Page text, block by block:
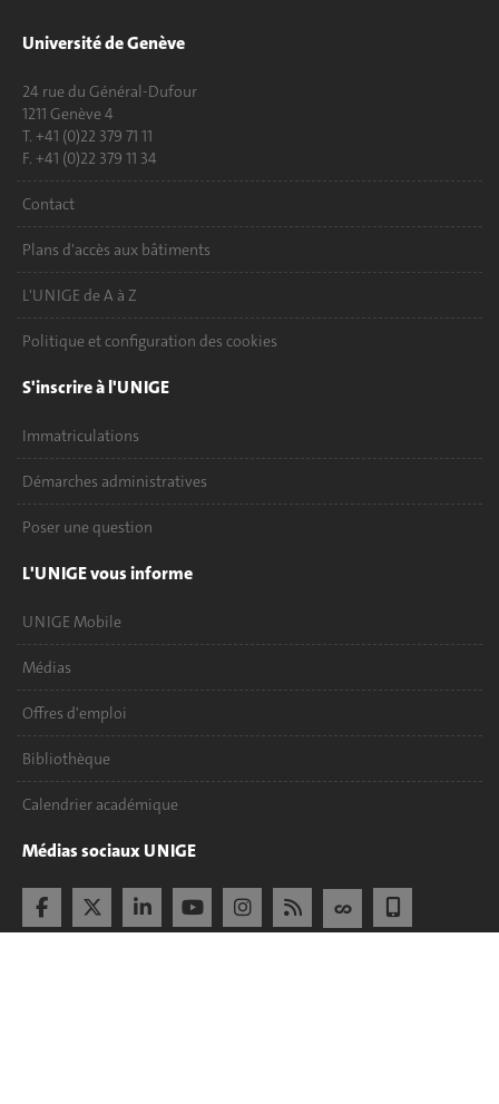
Université de Genève
24 rue du Général-Dufour
1211 Genève 4
T. +41 (0)22 379 71 11
F. +41 (0)22 379 11 34
Contact
Plans d'accès aux bâtiments
L'UNIGE de A à Z
Politique et configuration des cookies
S'inscrire à l'UNIGE
Immatriculations
Démarches administratives
Poser une question
L'UNIGE vous informe
UNIGE Mobile
Médias
Offres d'emploi
Bibliothèque
Calendrier académique
Médias sociaux UNIGE